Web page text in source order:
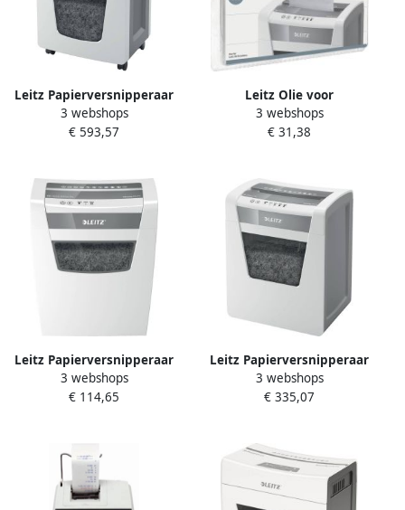
Leitz Papierversnipperaar
IQ Office Pro P5 snippers
2x15mm
3 webshops
€ 593,57
Leitz Olie voor
papiervernietiger sheet IQ
12vel
3 webshops
€ 31,38
Leitz Papierversnipperaar
IQ Home Office P4 snippers
4x28mm
3 webshops
€ 114,65
Leitz Papierversnipperaar
IQ Office P5 snippers
2x15mm
3 webshops
€ 335,07